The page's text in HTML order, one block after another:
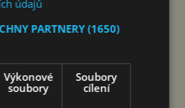
a Obcí Koridor D8 (SMO
údajů
PARTNERY(1650)
Výkonové
soubory
Soubory
cílení